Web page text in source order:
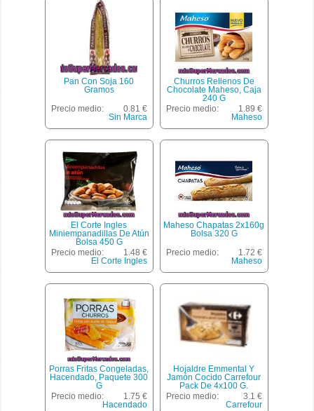
Pan Con Soja 160
Gramos
Precio medio:
0.81 €
Sin Marca
Churros Rellenos De
Chocolate Maheso, Caja
240 G
Precio medio:
1.89 €
Maheso
El Corte Ingles
Miniempanadillas De Atún
Bolsa 450 G
Precio medio:
1.48 €
El Corte Ingles
Maheso Chapatas 2x160g
Bolsa 320 G
Precio medio:
1.72 €
Maheso
Porras Fritas Congeladas,
Hacendado, Paquete 300
G
Precio medio:
1.75 €
Hacendado
Hojaldre Emmental Y
Jamón Cocido Carrefour
Pack De 4x100 G.
Precio medio:
3.1 €
Carrefour